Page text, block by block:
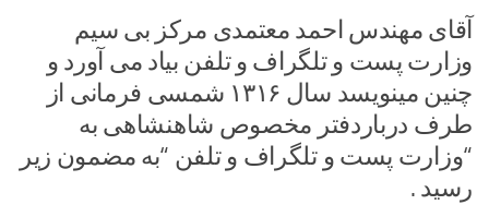
آقای مهندس احمد معتمدی مرکز بی سیم
وزارت پست و تلگراف و تلفن بیاد می آورد و
چنین مینویسد سال ۱۳۱۶ شمسی فرمانی از
طرف درباردفتر مخصوص شاهنشاهی به
“وزارت پست و تلگراف و تلفن “به مضمون زیر
رسید .